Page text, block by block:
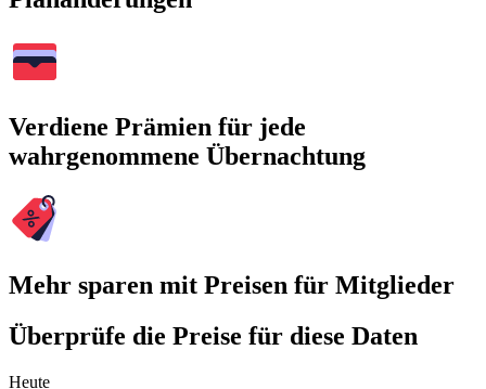
Verdiene Prämien für jede
wahrgenommene Übernachtung
Mehr sparen mit Preisen für Mitglieder
Überprüfe die Preise für diese Daten
Heute